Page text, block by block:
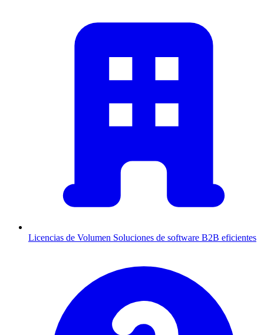
Licencias de Volumen Soluciones de software B2B eficientes